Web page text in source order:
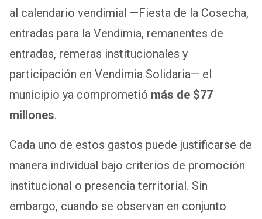
al calendario vendimial —Fiesta de la Cosecha,
entradas para la Vendimia, remanentes de
entradas, remeras institucionales y
participación en Vendimia Solidaria— el
municipio ya comprometió más de $77
millones.
Cada uno de estos gastos puede justificarse de
manera individual bajo criterios de promoción
institucional o presencia territorial. Sin
embargo, cuando se observan en conjunto